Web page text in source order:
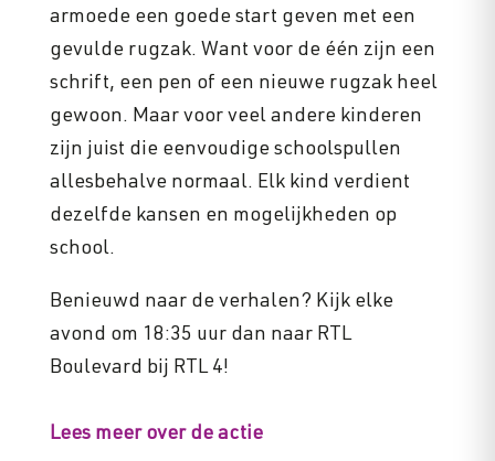
armoede een goede start geven met een
gevulde rugzak. Want voor de één zijn een
schrift, een pen of een nieuwe rugzak heel
gewoon. Maar voor veel andere kinderen
zijn juist die eenvoudige schoolspullen
allesbehalve normaal. Elk kind verdient
dezelfde kansen en mogelijkheden op
school.
Benieuwd naar de verhalen? Kijk elke
avond om 18:35 uur dan naar RTL
Boulevard bij RTL 4!
Lees meer over de actie